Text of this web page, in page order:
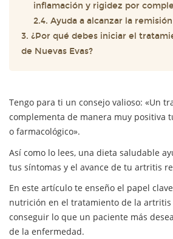
inflamación y rigidez por
2.4. Ayuda a alcanzar la
3. ¿Por qué debes iniciar el
de Nuevas Evas?
Tengo para ti un consejo valioso: «Un
complementa de manera muy positiva
o farmacológico».
Así como lo lees, una dieta saludable
tus síntomas y el avance de tu artritis
En este artículo te enseño el papel
nutrición en el tratamiento de la artritis
conseguir lo que un paciente más
de la enfermedad.